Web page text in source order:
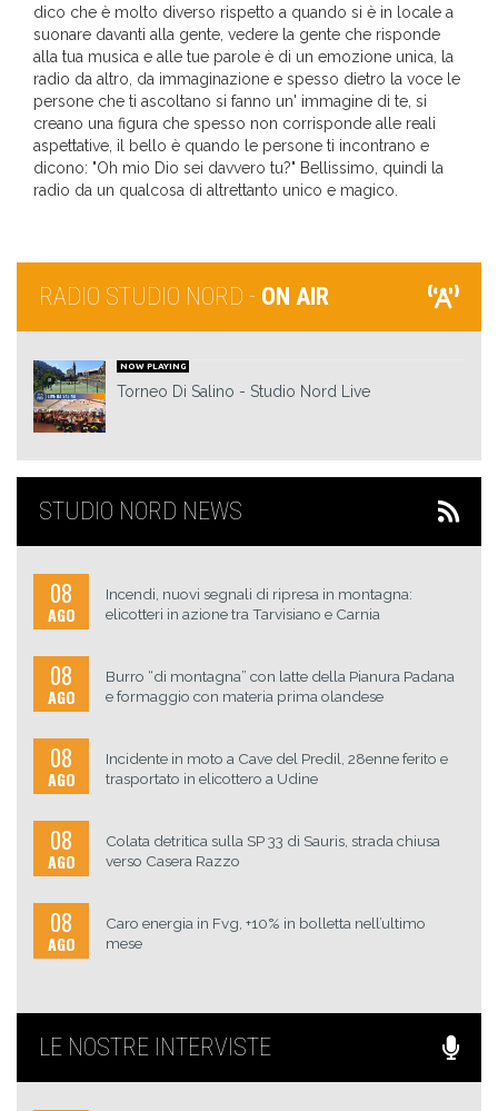
dico che è molto diverso rispetto a quando si è in locale a
suonare davanti alla gente, vedere la gente che risponde
alla tua musica e alle tue parole è di un emozione unica, la
radio da altro, da immaginazione e spesso dietro la voce le
persone che ti ascoltano si fanno un' immagine di te, si
creano una figura che spesso non corrisponde alle reali
aspettative, il bello è quando le persone ti incontrano e
dicono: "Oh mio Dio sei davvero tu?" Bellissimo, quindi la
radio da un qualcosa di altrettanto unico e magico.
RADIO STUDIO NORD - ON AIR
NOW PLAYING
Torneo Di Salino Studio Nord Live
STUDIO NORD NEWS
08
AGO
Incendi, nuovi segnali di ripresa in montagna:
elicotteri in azione tra Tarvisiano e Carnia
08
AGO
Burro “di montagna” con latte della Pianura Padana
e formaggio con materia prima olandese
08
AGO
Incidente in moto a Cave del Predil, 28enne ferito e
trasportato in elicottero a Udine
08
AGO
Colata detritica sulla SP 33 di Sauris, strada chiusa
verso Casera Razzo
08
AGO
Caro energia in Fvg, +10% in bolletta nell’ultimo
mese
LE NOSTRE INTERVISTE